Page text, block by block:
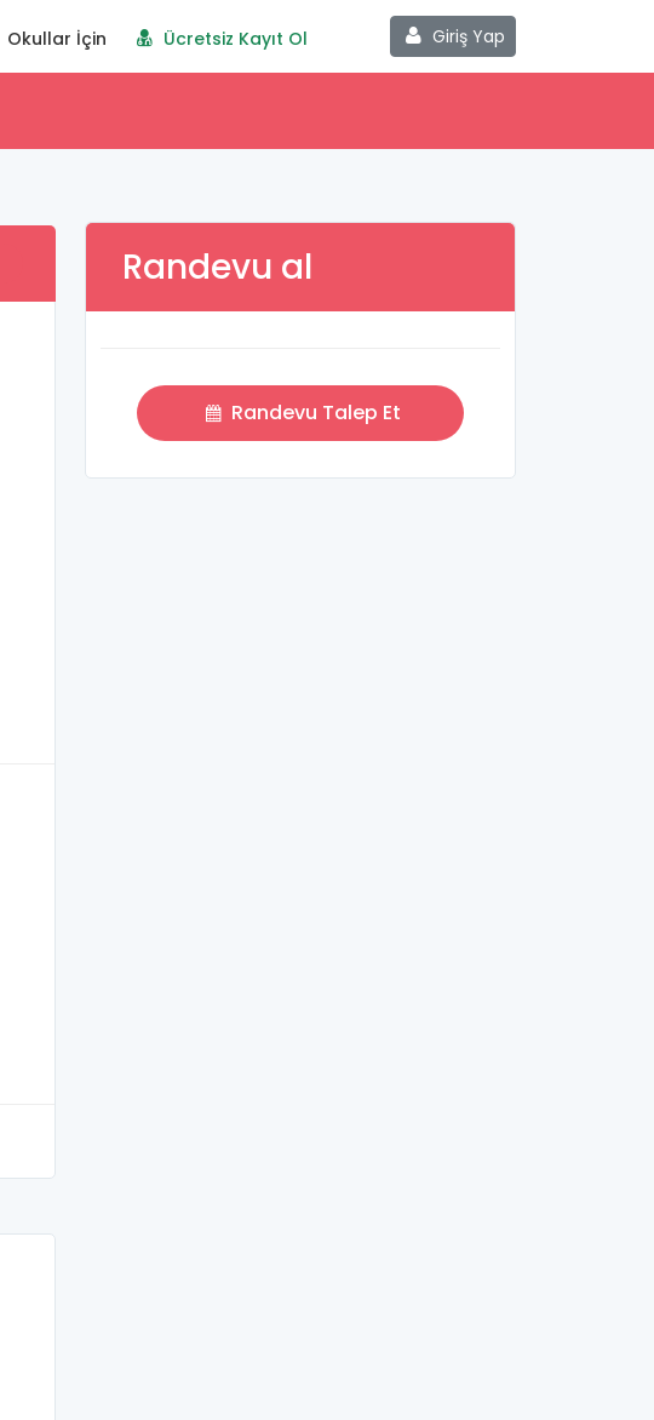
Giriş Yap
Okullar İçin Ücretsiz Kayıt Ol
Randevu al
Randevu Talep Et